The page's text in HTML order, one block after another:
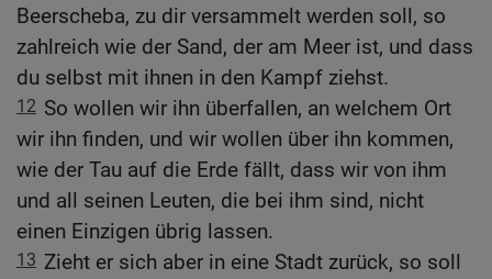
Beerscheba, zu dir versammelt werden soll, so
zahlreich wie der Sand, der am Meer ist, und dass
du selbst mit ihnen in den Kampf ziehst.
12 So wollen wir ihn überfallen, an welchem Ort
wir ihn finden, und wir wollen über ihn kommen,
wie der Tau auf die Erde fällt, dass wir von ihm
und all seinen Leuten, die bei ihm sind, nicht
einen Einzigen übrig lassen.
13 Zieht er sich aber in eine Stadt zurück, so soll